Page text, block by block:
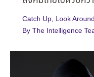
Catch Up Look
By The Intelligence